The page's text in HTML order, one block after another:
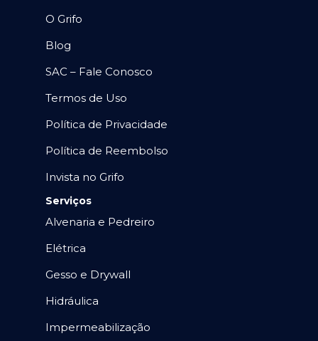
O Grifo
Blog
SAC – Fale Conosco
Termos de Uso
Política de Privacidade
Política de Reembolso
Invista no Grifo
Serviços
Alvenaria e Pedreiro
Elétrica
Gesso e Drywall
Hidráulica
Impermeabilização